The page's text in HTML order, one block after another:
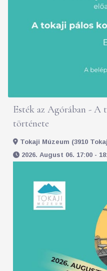
Esték az Agórában -
története
Tokaji Múzeum (3910
2026. August 06. 17:00 -